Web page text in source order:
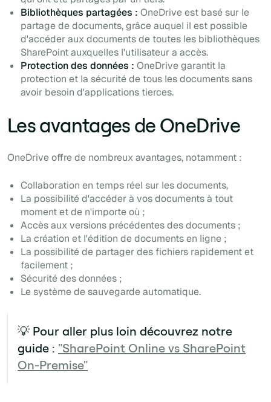
Bibliothèques partagées : OneDrive est basé sur le
partage de documents, grâce auquel il est possible
d'accéder aux documents de toutes les bibliothèques
SharePoint auxquelles l'utilisateur a accès.
Protection des données : OneDrive garantit la
protection et la sécurité de tous les documents sans
avoir besoin d'applications tierces.
Les avantages de OneDrive
OneDrive offre de nombreux avantages, notamment :
Collaboration en temps réel sur les documents,
La possibilité d'accéder à vos documents à tout
moment et de n'importe où ;
Accès aux versions précédentes des documents ;
La création et l'édition de documents en ligne ;
La possibilité de partager des fichiers rapidement et
facilement ;
Sécurité des données ;
Le système de sauvegarde automatique.
💡 Pour aller plus loin découvrez notre
guide : "SharePoint Online vs SharePoint
On-Premise"